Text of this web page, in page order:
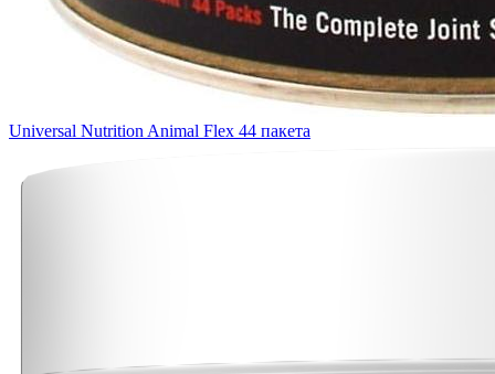
Universal Nutrition Animal Flex 44 пакета